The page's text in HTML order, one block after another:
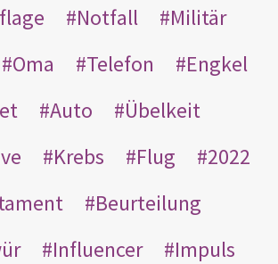
Notfall
Militär
Oma Telefon
Engkel
Auto
Übelkeit
Krebs Flug
2022
Beurteilung
Influencer
Impuls